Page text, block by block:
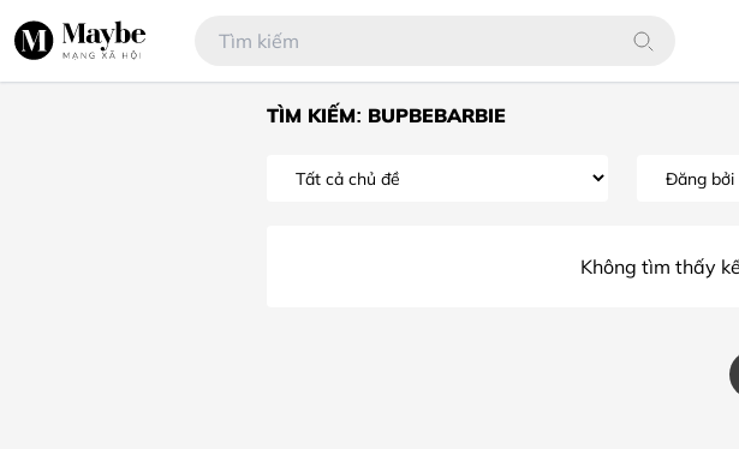
TÌM KIẾM: BUPBEBARBIE
Không tìm thấy